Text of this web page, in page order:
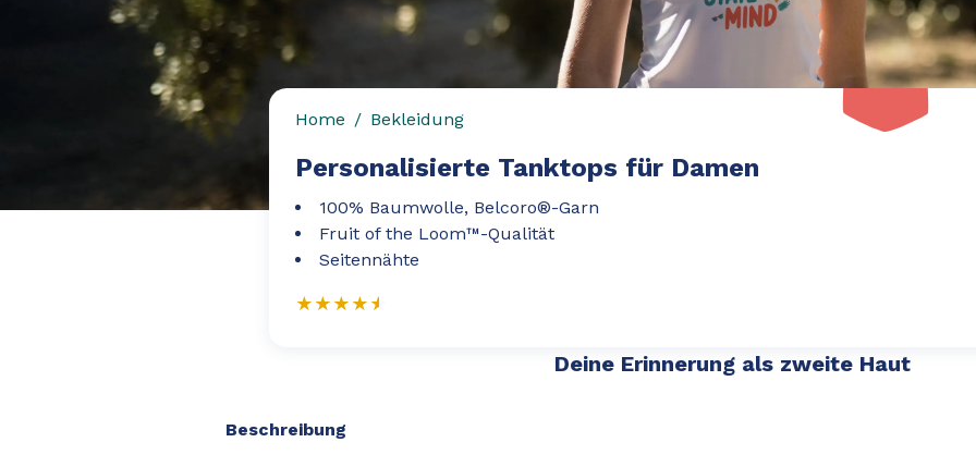
Home Bekleidung
Personalisierte Tanktops für Damen
100% Baumwolle, Belcoro®-Garn
Fruit of the Loom™-Qualität
Seitennähte
Deine Erinnerung als zweite Haut
Beschreibung